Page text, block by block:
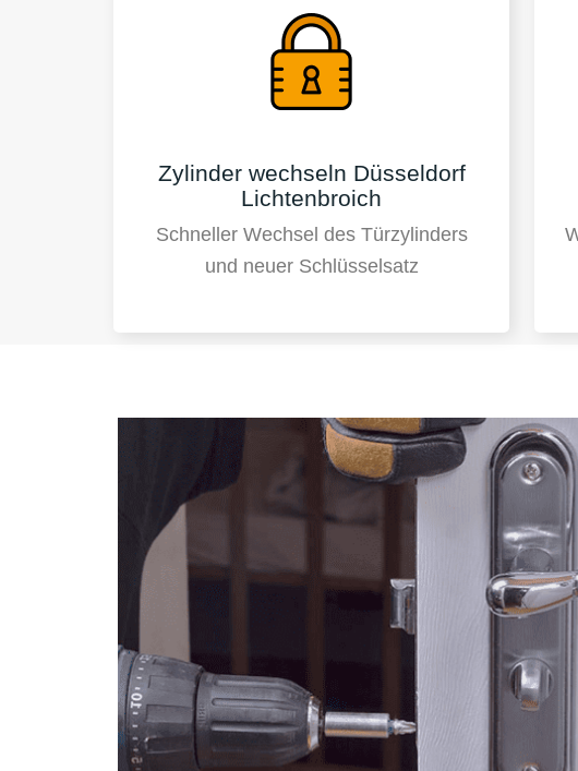
Zylinder wechseln Düsseldorf
Lichtenbroich
Schneller Wechsel des Türzylinders
und neuer Schlüsselsatz